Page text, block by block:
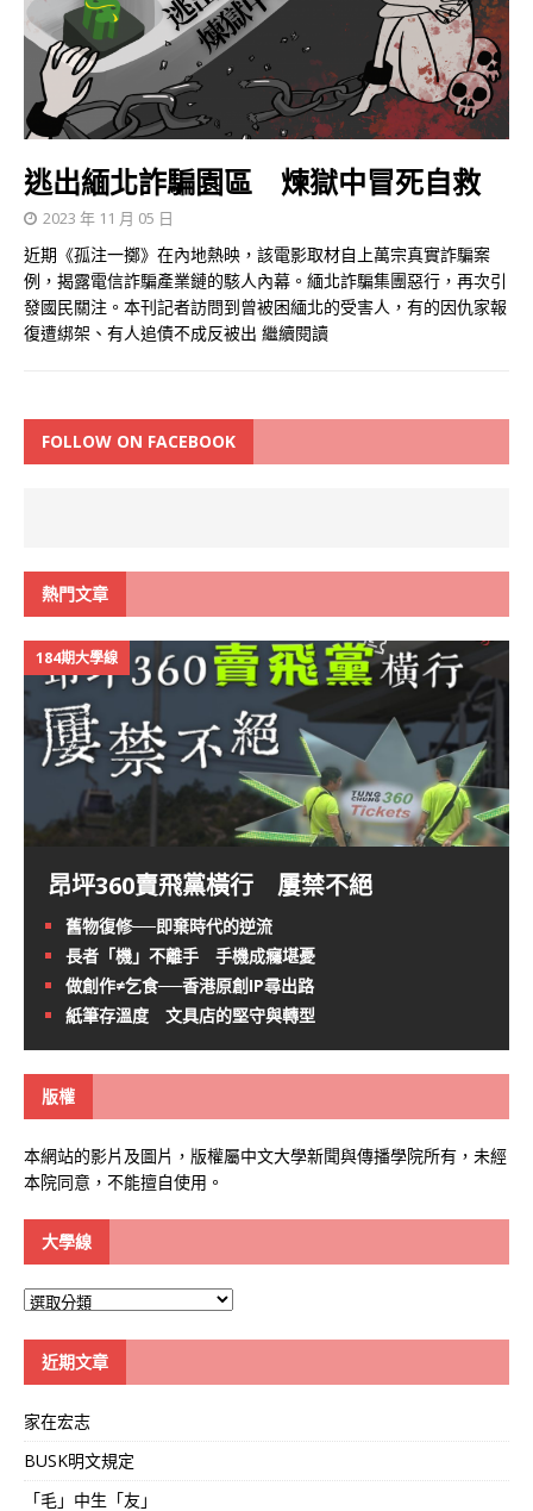
逃出緬北詐騙園區 煉獄中冒死自救
2023 年 11 月 05 日
近期《孤注一擲》在內地熱映，該電影取材自上萬宗真實詐騙案
例，揭露電信詐騙產業鏈的駭人內幕。緬北詐騙集團惡行，再次引
發國民關注。本刊記者訪問到曾被困緬北的受害人，有的因仇家報
復遭綁架、有人追債不成反被出 繼續閱讀
FOLLOW ON FACEBOOK
熱門文章
184期大學線
昂坪360賣飛黨橫行 屢禁不絕
舊物復修──即棄時代的逆流
長者「機」不離手 手機成癮堪憂
做創作≠乞食──香港原創IP尋出路
紙筆存溫度 文具店的堅守與轉型
版權
本網站的影片及圖片，版權屬中文大學新聞與傳播學院所有，未經
本院同意，不能擅自使用。
大學線
大
近期文章
家在宏志
BUSK明文規定
「毛」中生「友」